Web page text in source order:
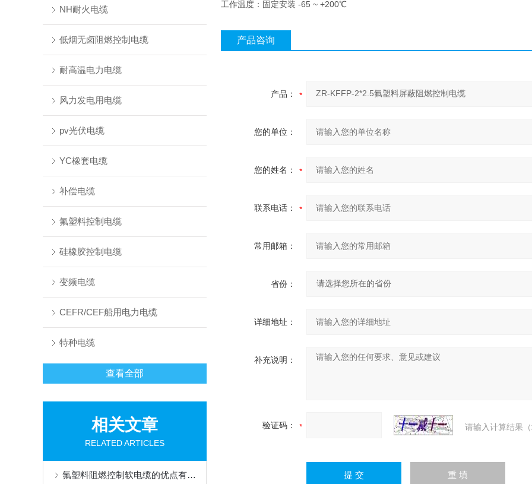
NH耐火电缆
低烟无卤阻燃控制电缆
耐高温电力电缆
风力发电用电缆
pv光伏电缆
YC橡套电缆
补偿电缆
氟塑料控制电缆
硅橡胶控制电缆
变频电缆
CEFR/CEF船用电力电缆
特种电缆
查看全部
相关文章
RELATED ARTICLES
氟塑料阻燃控制软电缆的优点有哪些？
工作温度：固定安装 -65 ~ +200℃
产品咨询
产品：
您的单位：
您的姓名：
联系电话：
常用邮箱：
省份：
详细地址：
补充说明：
验证码： 请输入计算结果